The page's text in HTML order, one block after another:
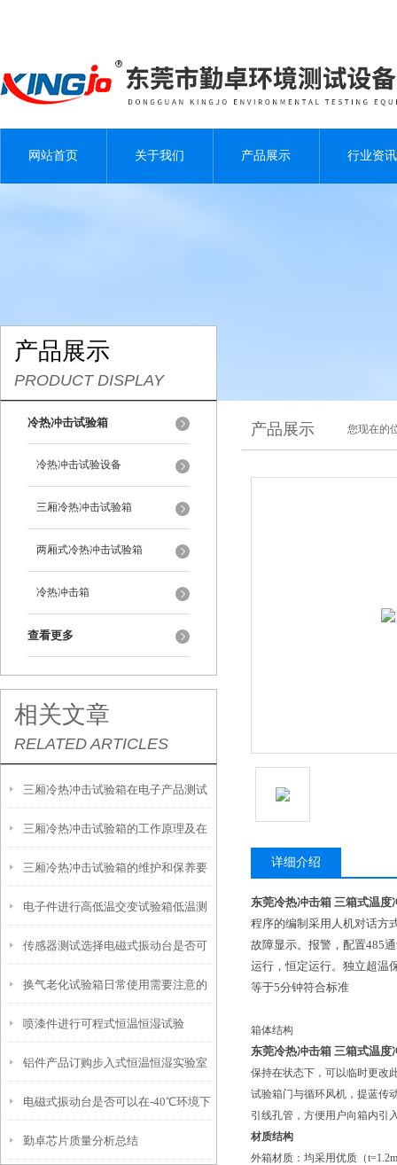
网站首页 关于我们 产品展示 行业资讯
产品展示
PRODUCT DISPLAY
冷热冲击试验箱
冷热冲击试验设备
三厢冷热冲击试验箱
两厢式冷热冲击试验箱
冷热冲击箱
查看更多
相关文章
RELATED ARTICLES
三厢冷热冲击试验箱在电子产品测试
中的应用
三厢冷热冲击试验箱的工作原理及在
航空领域的应用
三厢冷热冲击试验箱的维护和保养要
点
电子件进行高低温交变试验箱低温测
试好处
传感器测试选择电磁式振动台是否可
以
换气老化试验箱日常使用需要注意的
地方有哪些
喷漆件进行可程式恒温恒湿试验
箱-10℃测试好处
铝件产品订购步入式恒温恒湿实验室
注意事项
电磁式振动台是否可以在-40℃环境下
使用
勤卓芯片质量分析总结
产品展示 您现在的
详细介绍
东莞冷热冲击箱 三箱式温度
程序的编制采用人机对话方
故障显示。报警，配置485
运行，恒定运行。独立超温
等于5分钟符合标准
箱体结构
东莞冷热冲击箱 三箱式温度
保持在状态下，可以临时更改
试验箱门与循环风机，提蓝传
引线孔管，方便用户向箱内引
材质结构
外箱材质：均采用优质（